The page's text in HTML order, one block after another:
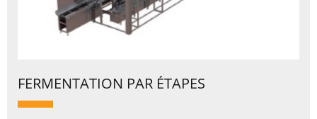
FERMENTATION PAR ÉTAPES